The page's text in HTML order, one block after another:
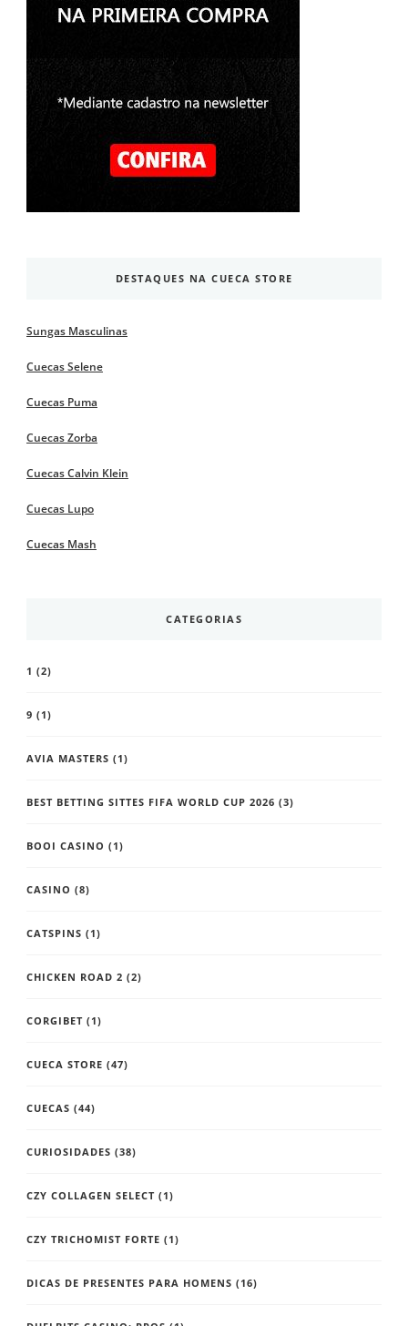
DESTAQUES NA CUECA STORE
Sungas Masculinas
Cuecas Selene
Cuecas Puma
Cuecas Zorba
Cuecas Calvin Klein
Cuecas Lupo
Cuecas Mash
CATEGORIAS
1 (2)
9 (1)
AVIA MASTERS (1)
BEST BETTING SITTES FIFA WORLD CUP 2026 (3)
BOOI CASINO (1)
CASINO (8)
CATSPINS (1)
CHICKEN ROAD 2 (2)
CORGIBET (1)
CUECA STORE (47)
CUECAS (44)
CURIOSIDADES (38)
CZY COLLAGEN SELECT (1)
CZY TRICHOMIST FORTE (1)
DICAS DE PRESENTES PARA HOMENS (16)